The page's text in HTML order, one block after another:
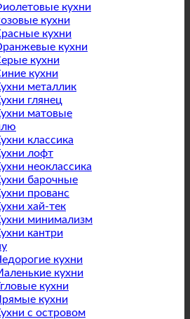
кухни
кухни
кухни
кухни
кухни
кухни
металлик
глянец
матовые
классика
лофт
неоклассика
барочные
прованс
хай-тек
минимализм
кантри
кухни
кухни
кухни
кухни
с островом